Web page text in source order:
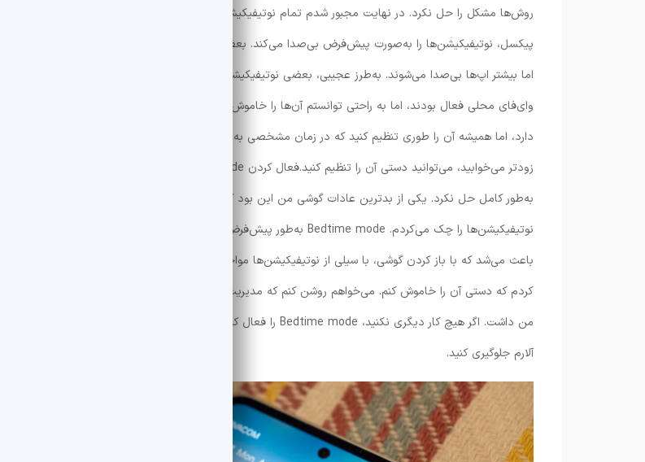
پیکسل، نوتیفیکیشن‌ها را به‌صورت پیش‌فرض بی‌صدا می‌کند. بعضی اپ‌ها مثل ساعت برای آلارم‌ها فعال می‌مانند،
وای‌فای محلی فعال بودند، اما به راحتی توانستم آن‌ها را خاموش کنم. روش دقیق این ویژگی به دستگاه شما بستگی
دارد، اما همیشه آن را طوری تنظیم کنید که در زمان مشخصی به‌طور خودکار فعال شود. اگر دیر به تخت رفتید یا
به‌طور کامل حل نکرد. یکی از بدترین عادات گوشی من این بود که وقتی بیدار می‌شدم، گوشی را برمی‌داشتم و
نوتیفیکیشن‌ها را چک می‌کردم. Bedtime mode به‌طور پیش‌فرض با خاموش شدن آلارم پایان می‌یابد، اما این
کردم که دستی آن را خاموش کنم. می‌خواهم روشن کنم که مدیریت نوتیفیکیشن‌ها بیشترین تأثیر مثبت را روی خواب
من داشت. اگر هیچ کار دیگری نکنید، Bedtime mode را فعال کنید و از فعال شدن مجدد نوتیفیکیشن‌ها بعد از
آلارم جلوگیری کنید.